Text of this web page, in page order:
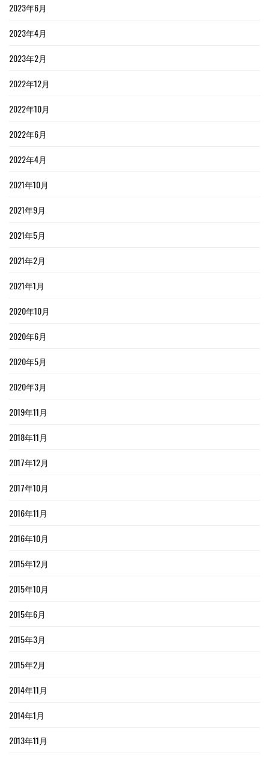
2023年6月
2023年4月
2023年2月
2022年12月
2022年10月
2022年6月
2022年4月
2021年10月
2021年9月
2021年5月
2021年2月
2021年1月
2020年10月
2020年6月
2020年5月
2020年3月
2019年11月
2018年11月
2017年12月
2017年10月
2016年11月
2016年10月
2015年12月
2015年10月
2015年6月
2015年3月
2015年2月
2014年11月
2014年1月
2013年11月